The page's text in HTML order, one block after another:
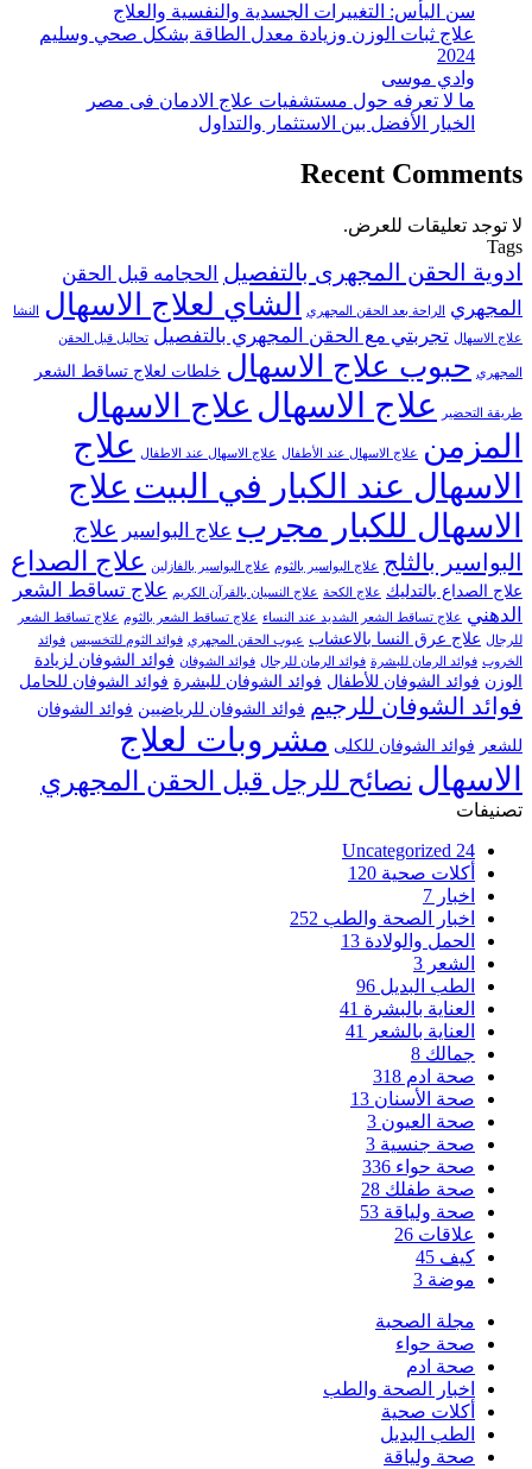
سن اليأس: التغييرات الجسدية والنفسية والعلاج
علاج ثبات الوزن وزيادة معدل الطاقة بشكل صحي وسليم
2024
وادي موسى
ما لا تعرفه حول مستشفيات علاج الادمان فى مصر
الخيار الأفضل بين الاستثمار والتداول
Recent Comments
لا توجد تعليقات للعرض.
Tags
ادوية الحقن المجهرى بالتفصيل الحجامه قبل الحقن
المجهري
الراحة بعد الحقن المجهري الشاي لعلاج الاسهال النشا
علاج الاسهال تجربتي مع الحقن المجهري بالتفصيل تحاليل قبل الحقن
المجهري حبوب علاج الاسهال خلطات لعلاج تساقط الشعر
طريقة التحضير علاج الاسهال علاج الاسهال
المزمن
علاج الاسهال عند الأطفال علاج الاسهال عند الاطفال علاج
الاسهال عند الكبار في البيت علاج
الاسهال للكبار مجرب علاج البواسير علاج
البواسير بالثلج علاج البواسير بالثوم علاج البواسير بالفازلين علاج الصداع
علاج الصداع بالتدليك علاج الكحة علاج النسيان بالقرآن الكريم علاج تساقط الشعر
الدهني علاج تساقط الشعر الشديد عند النساء علاج تساقط الشعر بالثوم علاج تساقط الشعر
للرجال علاج عرق النسا بالاعشاب عيوب الحقن المجهري فوائد الثوم للتخسيس فوائد
الخروب فوائد الرمان للبشرة فوائد الرمان للرجال فوائد الشوفان فوائد الشوفان لزيادة
الوزن فوائد الشوفان للأطفال فوائد الشوفان للبشرة فوائد الشوفان للحامل
فوائد الشوفان للرجيم فوائد الشوفان للرياضيين فوائد الشوفان
للشعر فوائد الشوفان للكلى مشروبات لعلاج
الاسهال نصائح للرجل قبل الحقن المجهري
تصنيفات
Uncategorized 24
أكلات صحية 120
اخبار 7
اخبار الصحة والطب 252
الحمل والولادة 13
الشعر 3
الطب البديل 96
العناية بالبشرة 41
العناية بالشعر
41
جمالك 8
صحة ادم 318
صحة الأسنان 13
صحة العيون 3
صحة جنسية 3
صحة حواء 336
صحة طفلك 28
صحة ولياقة 53
علاقات 26
كيف 45
موضة 3
مجلة الصحبة
صحة حواء
صحة ادم
اخبار الصحة والطب
أكلات صحية
الطب البديل
صحة ولياقة